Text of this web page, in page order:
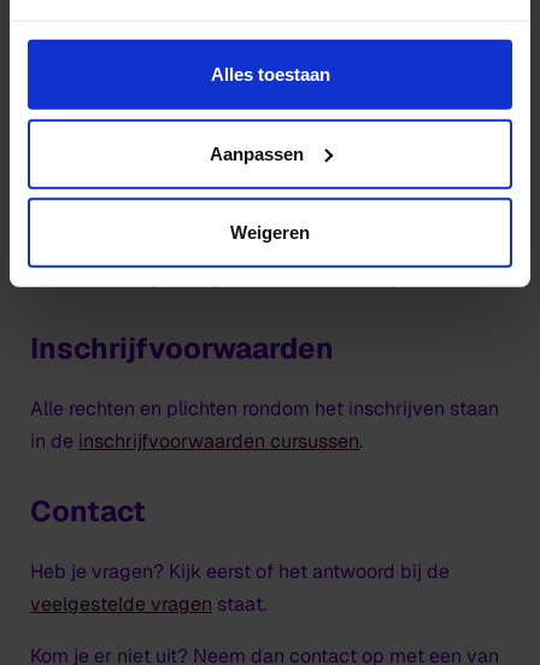
Wil je meer weten of de voorkeur aanpassen, bekijk dan
https://www.hku.nl/privacy-statement-en-
Alles toestaan
Aanpassen
Weigeren
Pre-master Interieurarchitectuur
gaat via het aanmeldsysteem Osiris.
Als we jouw aanmelding hebben ontvangen word je
Inschrijfvoorwaarden
Alle rechten en plichten rondom het inschrijven staan
in de inschrijfvoorwaarden cursussen.
Contact
Heb je vragen? Kijk eerst of het antwoord bij de
veelgestelde vragen staat.
Kom je er niet uit? Neem dan contact op met een van